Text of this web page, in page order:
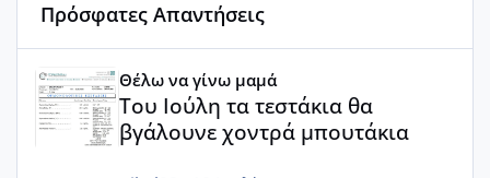
Πρόσφατες Απαντήσεις
Θέλω να γίνω μαμά
Του Ιούλη τα τεστάκια θα
βγάλουνε χοντρά μπουτάκια